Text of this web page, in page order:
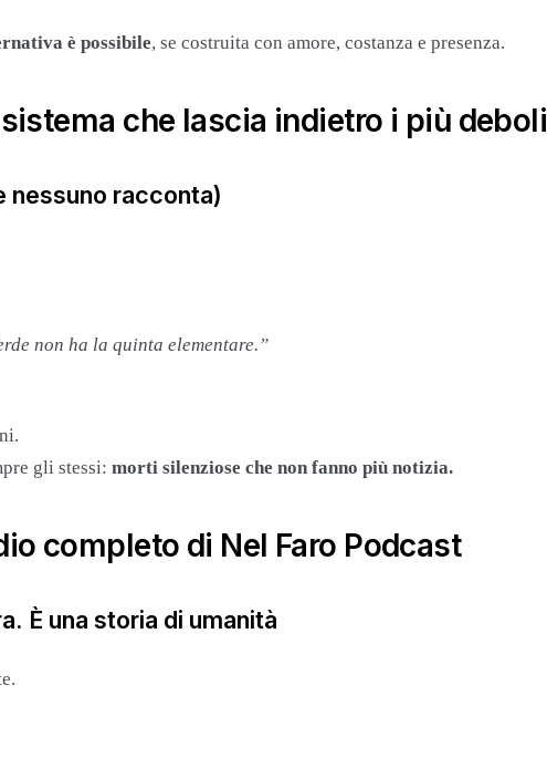
è possibile, se costruita con amore, costanza e presenza.
che lascia indietro i più deboli
nessuno racconta)
non ha la quinta elementare.”
gli stessi: morti silenziose che non fanno più notizia.
completo di Nel Faro Podcast
È una storia di umanità